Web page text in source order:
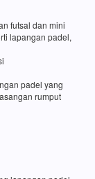
futsal dan mini
lapangan padel,
padel yang
rumput